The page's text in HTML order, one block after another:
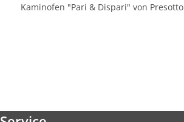
Kaminofen "Pari & Dispari" von Presotto